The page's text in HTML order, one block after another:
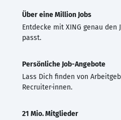
Über eine Million Jobs
Entdecke mit XING genau den
passt.
Persönliche Job-Angebote
Lass Dich finden von
Recruiter·innen.
21 Mio. Mitglieder